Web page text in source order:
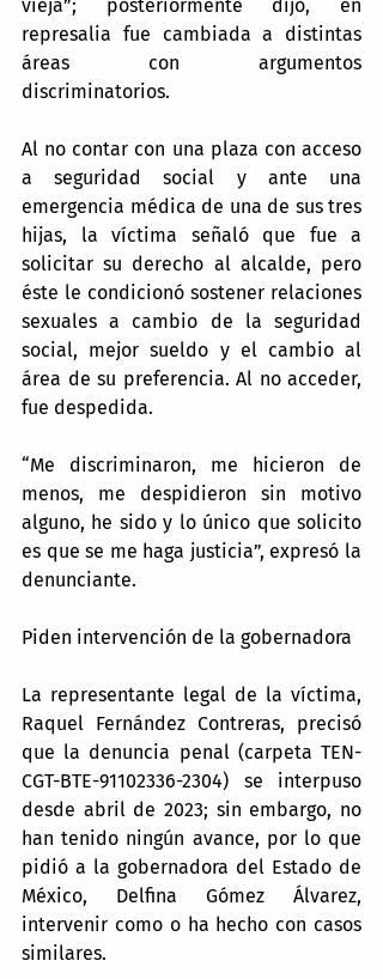
vieja”; posteriormente dijo, en
represalia fue cambiada a distintas
áreas con argumentos
discriminatorios.
Al no contar con una plaza con acceso
a seguridad social y ante una
emergencia médica de una de sus tres
hijas, la víctima señaló que fue a
solicitar su derecho al alcalde, pero
éste le condicionó sostener relaciones
sexuales a cambio de la seguridad
social, mejor sueldo y el cambio al
área de su preferencia. Al no acceder,
fue despedida.
“Me discriminaron, me hicieron de
menos, me despidieron sin motivo
alguno, he sido y lo único que solicito
es que se me haga justicia”, expresó la
denunciante.
Piden intervención de la gobernadora
La representante legal de la víctima,
Raquel Fernández Contreras, precisó
que la denuncia penal (carpeta TEN-
CGT-BTE-91102336-2304) se interpuso
desde abril de 2023; sin embargo, no
han tenido ningún avance, por lo que
pidió a la gobernadora del Estado de
México, Delfina Gómez Álvarez,
intervenir como o ha hecho con casos
similares.